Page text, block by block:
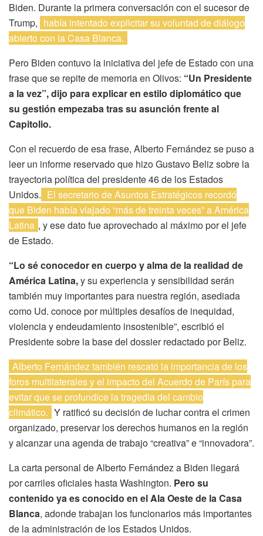
Biden. Durante la primera conversación con el sucesor de
Trump, había intentado explicitar su voluntad de diálogo
abierto con la Casa Blanca.
Pero Biden contuvo la iniciativa del jefe de Estado con una
frase que se repite de memoria en Olivos: “Un Presidente
a la vez”, dijo para explicar en estilo diplomático que
su gestión empezaba tras su asunción frente al
Capitolio.
Con el recuerdo de esa frase, Alberto Fernández se puso a
leer un informe reservado que hizo Gustavo Beliz sobre la
trayectoria política del presidente 46 de los Estados
Unidos. El secretario de Asuntos Estratégicos recordó
que Biden había viajado “más de treinta veces” a América
Latina , y ese dato fue aprovechado al máximo por el jefe
de Estado.
“Lo sé conocedor en cuerpo y alma de la realidad de
América Latina,y su experiencia y sensibilidad serán
también muy importantes para nuestra región, asediada
como Ud. conoce por múltiples desafíos de inequidad,
violencia y endeudamiento insostenible”, escribió el
Presidente sobre la base del dossier redactado por Beliz.
Alberto Fernández también rescató la importancia de los
foros multilaterales y el impacto del Acuerdo de París para
evitar que se profundice la tragedia del cambio
climático. Y ratificó su decisión de luchar contra el crimen
organizado, preservar los derechos humanos en la región
y alcanzar una agenda de trabajo “creativa” e “innovadora”.
La carta personal de Alberto Fernández a Biden llegará
por carriles oficiales hasta Washington. Pero su
contenido ya es conocido en el Ala Oeste de la Casa
Blanca, adonde trabajan los funcionarios más importantes
de la administración de los Estados Unidos.